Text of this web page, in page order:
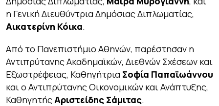
η Γενική Διευθύντρια Δημόσιας Διπλωματίας,
Αικατερίνη Κόικα.
Από το Πανεπιστήμιο Αθηνών, παρέστησαν η
Αντιπρύτανης Ακαδημαϊκών, Διεθνών Σχέσεων και
Εξωστρέφειας, Καθηγήτρια Σοφία Παπαϊωάννου
και ο Αντιπρύτανης Οικονομικών και Ανάπτυξης,
Καθηγητής Αριστείδης Σάμιτας.